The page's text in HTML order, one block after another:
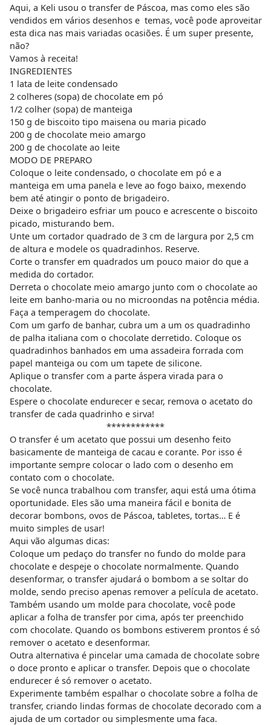
Aqui, a Keli usou o transfer de Páscoa, mas como eles são
vendidos em vários desenhos e temas, você pode aproveitar
esta dica nas mais variadas ocasiões. É um super presente,
não?
Vamos à receita!
INGREDIENTES
1 lata de leite condensado
2 colheres (sopa) de chocolate em pó
1/2 colher (sopa) de manteiga
150 g de biscoito tipo maisena ou maria picado
200 g de chocolate meio amargo
200 g de chocolate ao leite
MODO DE PREPARO
Coloque o leite condensado, o chocolate em pó e a
manteiga em uma panela e leve ao fogo baixo, mexendo
bem até atingir o ponto de brigadeiro.
Deixe o brigadeiro esfriar um pouco e acrescente o biscoito
picado, misturando bem.
Unte um cortador quadrado de 3 cm de largura por 2,5 cm
de altura e modele os quadradinhos. Reserve.
Corte o transfer em quadrados um pouco maior do que a
medida do cortador.
Derreta o chocolate meio amargo junto com o chocolate ao
leite em banho-maria ou no microondas na potência média.
Faça a temperagem do chocolate.
Com um garfo de banhar, cubra um a um os quadradinho
de palha italiana com o chocolate derretido. Coloque os
quadradinhos banhados em uma assadeira forrada com
papel manteiga ou com um tapete de silicone.
Aplique o transfer com a parte áspera virada para o
chocolate.
Espere o chocolate endurecer e secar, remova o acetato do
transfer de cada quadrinho e sirva!
************
O transfer é um acetato que possui um desenho feito
basicamente de manteiga de cacau e corante. Por isso é
importante sempre colocar o lado com o desenho em
contato com o chocolate.
Se você nunca trabalhou com transfer, aqui está uma ótima
oportunidade. Eles são uma maneira fácil e bonita de
decorar bombons, ovos de Páscoa, tabletes, tortas… E é
muito simples de usar!
Aqui vão algumas dicas:
Coloque um pedaço do transfer no fundo do molde para
chocolate e despeje o chocolate normalmente. Quando
desenformar, o transfer ajudará o bombom a se soltar do
molde, sendo preciso apenas remover a película de acetato.
Também usando um molde para chocolate, você pode
aplicar a folha de transfer por cima, após ter preenchido
com chocolate. Quando os bombons estiverem prontos é só
remover o acetato e desenformar.
Outra alternativa é pincelar uma camada de chocolate sobre
o doce pronto e aplicar o transfer. Depois que o chocolate
endurecer é só remover o acetato.
Experimente também espalhar o chocolate sobre a folha de
transfer, criando lindas formas de chocolate decorado com a
ajuda de um cortador ou simplesmente uma faca.